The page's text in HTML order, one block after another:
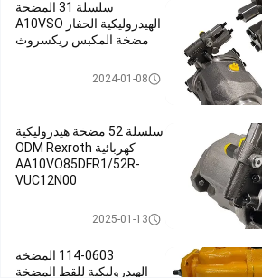
سلسلة 31 المضخة
الهيدروليكية الحفار A10VSO
مضخة المكبس ريكسروث
مضخة هيدروليكية حفارة2024-01-08
سلسلة 52 مضخة هيدروليكية
كهربائية ODM Rexroth
AA10VO85DFR1/52R-
VUC12N00
مضخة هيدروليكية حفارة2025-01-13
114-0603 المضخة
الهيدروليكية للقط المضخة